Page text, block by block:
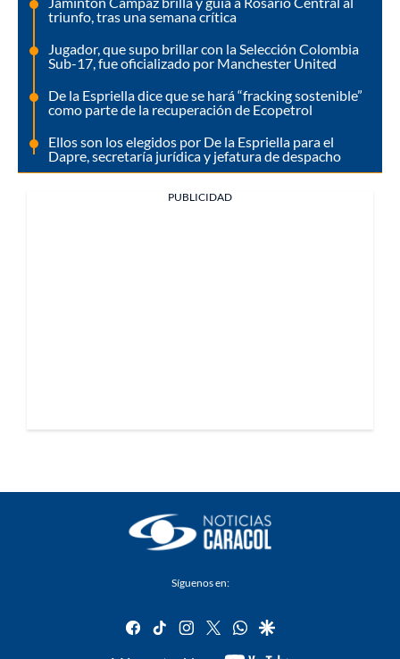
triunfo, tras una semana crítica
Jugador, que supo brillar con la Selección Colombia
Sub-17, fue oficializado por Manchester United
De la Espriella dice que se hará “fracking sostenible”
como parte de la recuperación de Ecopetrol
Ellos son los elegidos por De la Espriella para el
Dapre, secretaría jurídica y jefatura de despacho
PUBLICIDAD
Síguenos en:
facebook
tiktok instagram
twitterwhatsapp
google